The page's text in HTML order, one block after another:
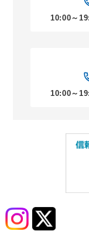
10:00～
10:00～